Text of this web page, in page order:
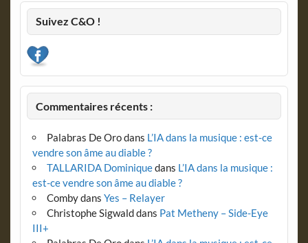
Suivez C&O !
Commentaires récents :
Palabras De Orodans L’IA dans la musique : est-ce
vendre son âme au diable ?
TALLARIDA Dominiquedans L’IA dans la musique :
est-ce vendre son âme au diable ?
Combydans Yes – Relayer
Christophe Sigwalddans Pat Metheny – Side-Eye
III+